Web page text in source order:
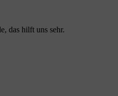
das hilft uns sehr.